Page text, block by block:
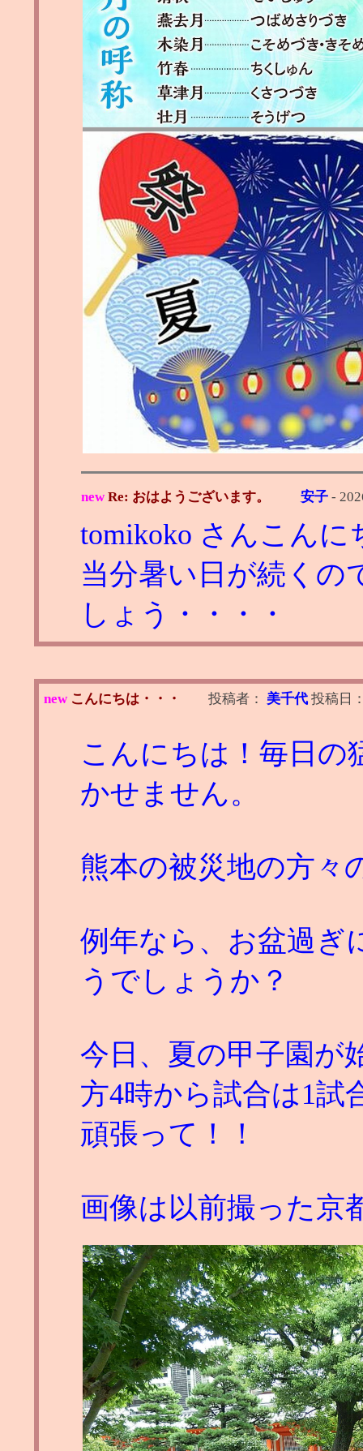
new Re: おはようございます。 安子 -
tomikoko さんこんに
当分暑い日が続くの
しょう・・・・
new こんにちは・・・ 投稿者： 美千代 投稿日
こんにちは！毎日の
かせません。
熊本の被災地の方々
例年なら、お盆過ぎ
うでしょうか？
今日、夏の甲子園が
方4時から試合は1試
頑張って！！
画像は以前撮った京